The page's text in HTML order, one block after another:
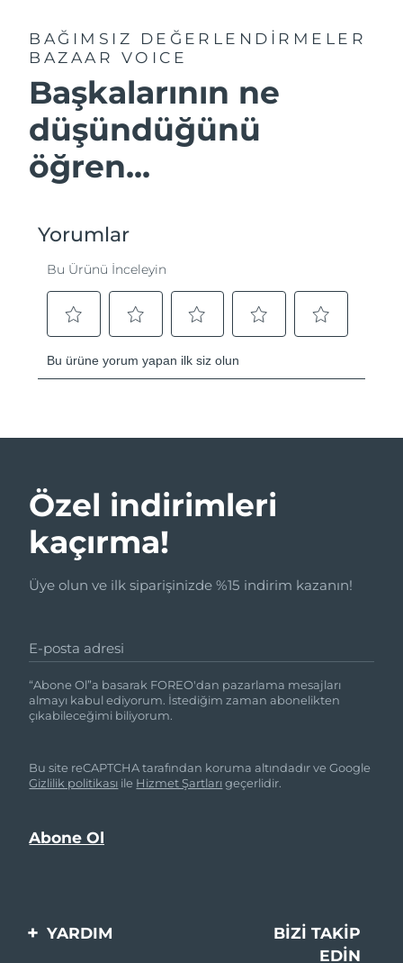
BAĞIMSIZ DEĞERLENDİRMELER
BAZAAR VOICE
Başkalarının ne
düşündüğünü
öğren...
Özel indirimleri
kaçırma!
Üye olun ve ilk siparişinizde %15 indirim kazanın!
E-posta adresi
“Abone Ol”a basarak FOREO'dan pazarlama mesajları
almayı kabul ediyorum. İstediğim zaman abonelikten
çıkabileceğimi biliyorum.
Bu site reCAPTCHA tarafından koruma altındadır ve Google
Gizlilik politikası ile Hizmet Şartlarıgeçerlidir.
YARDIM
BIZI TAKIP
EDIN